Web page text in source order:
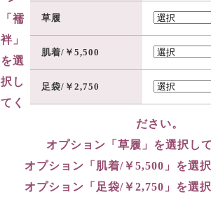
草履
肌着/￥5,500
足袋/￥2,750
「襦
袢」
を選
択し
てく
ださい。
オプション「草履」を選択し
オプション「肌着/￥5,500」を選
オプション「足袋/￥2,750」を選